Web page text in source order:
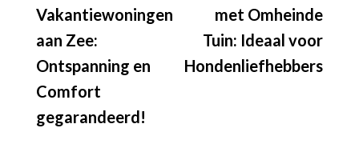
Vakantiewoningen
aan Zee:
Ontspanning en
Comfort
gegarandeerd!
met Omheinde
Tuin: Ideaal voor
Hondenliefhebbers